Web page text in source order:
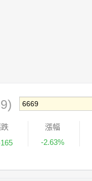
漲幅
-2.63%